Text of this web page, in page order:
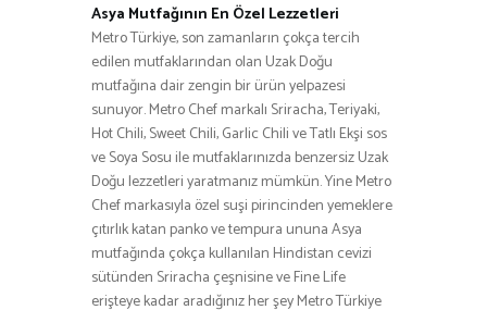
Asya Mutfağının En Özel Lezzetleri
Metro Türkiye, son zamanların çokça tercih
edilen mutfaklarından olan Uzak Doğu
mutfağına dair zengin bir ürün yelpazesi
sunuyor. Metro Chef markalı Sriracha, Teriyaki,
Hot Chili, Sweet Chili, Garlic Chili ve Tatlı Ekşi sos
ve Soya Sosu ile mutfaklarınızda benzersiz Uzak
Doğu lezzetleri yaratmanız mümkün. Yine Metro
Chef markasıyla özel suşi pirincinden yemeklere
çıtırlık katan panko ve tempura ununa Asya
mutfağında çokça kullanılan Hindistan cevizi
sütünden Sriracha çeşnisine ve Fine Life
erişteye kadar aradığınız her şey Metro Türkiye